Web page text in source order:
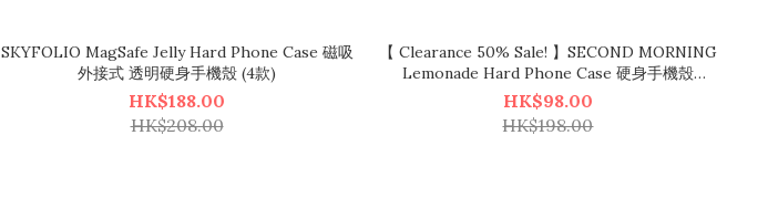
SKYFOLIO MagSafe Jelly Hard Phone Case 磁吸
外接式 透明硬身手機殼 (4款)
HK$188.00
HK$208.00
【 Clearance 50% Sale! 】SECOND MORNING
Lemonade Hard Phone Case 硬身手機殼
(3colors)
HK$98.00
HK$198.00